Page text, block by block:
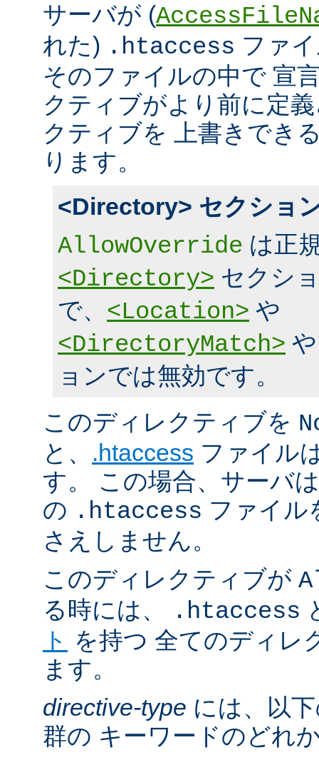
サーバが (
れた) .htaccess ファ
そのファイルの中で 宣
クティブがより前に定
クティブを 上書きでき
ります。
<Directory> セクショ
AllowOverride は正
<Directory> セクシ
で、 <Location> や
<DirectoryMatch>
ョンでは無効です。
このディレクティブを
と、 .htaccess ファイル
す。 この場合、サーバ
の .htaccess ファイル
さえしません。
このディレクティブが
る時には、
.htaccess
ト を持つ 全てのディレ
ます。
directive-type には、以
群の キーワードのどれ